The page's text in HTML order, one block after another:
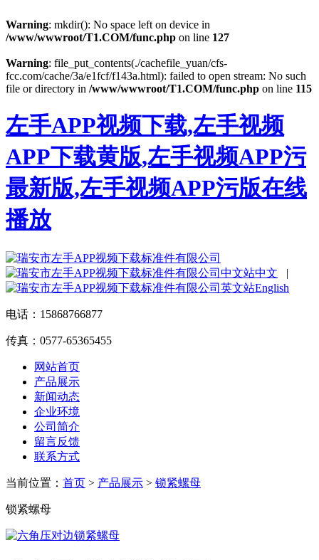
Warning: mkdir(): No space left on device in
/www/wwwroot/T1.COM/func.php on line 127
Warning: file_put_contents(./cachefile_yuan/cfs-
fcc.com/cache/3a/e1fcf/f143a.html): failed to open stream: No such
file or directory in /www/wwwroot/T1.COM/func.php on line 115
左手APP视频下载,左手视频
APP下载黄版,左手视频APP污
最新版,左手视频APP污版在线
播放
中文 |
English
电话：15868766877
传真：0577-65365455
网站首页
产品展示
新闻动态
企业环境
公司简介
留言反馈
联系方式
当前位置： 首页 > 产品展示 > 锁紧螺母
锁紧螺母